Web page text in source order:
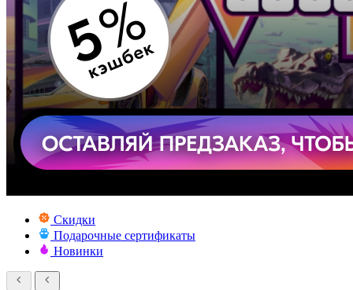
Скидки
Подарочные сертификаты
Новинки